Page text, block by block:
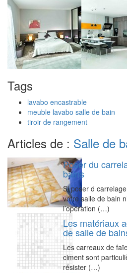
Tags
lavabo encastrable
meuble lavabo salle de bain
tiroir de rangement
Articles de : Salle de
Poser du
bains
Si poser d
votre salle de bain
l’opération (…)
Les matériaux
de salle de
Les carreaux de
ciment sont
résister (…)